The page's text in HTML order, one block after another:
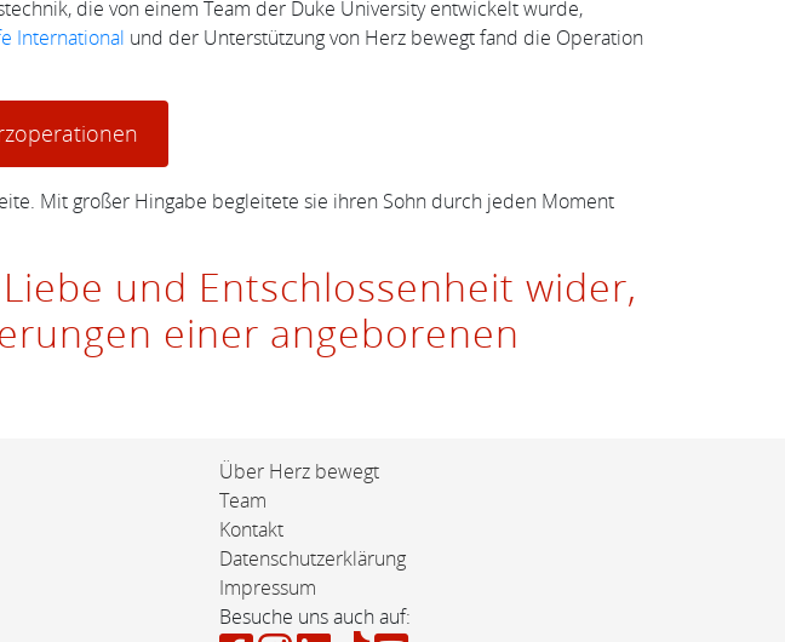
die von einem Team der Duke University entwickelt wurde,
International und der Unterstützung von Herz bewegt fand die Operation
Mit großer Hingabe begleitete sie ihren Sohn durch jeden Moment
und Entschlossenheit wider,
einer angeborenen
Über Herz bewegt
Team
Kontakt
Datenschutzerklärung
Impressum
Besuche uns auch auf: